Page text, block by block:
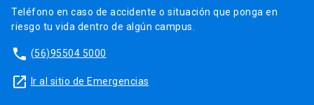
Teléfono en caso de accidente o situación que ponga en
riesgo tu vida dentro de algún campus.
phone (56)95504 5000
launch Ir al sitio de Emergencias